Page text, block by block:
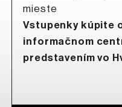
mieste
Vstupenky kúpite
informačnom
predstavením vo